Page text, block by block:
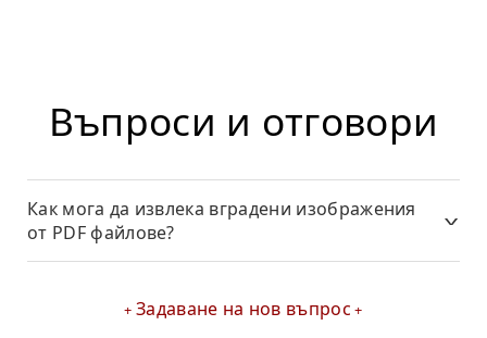
Въпроси и отговори
Как мога да извлека вградени изображения
от PDF файлове?
Задаване на нов въпрос